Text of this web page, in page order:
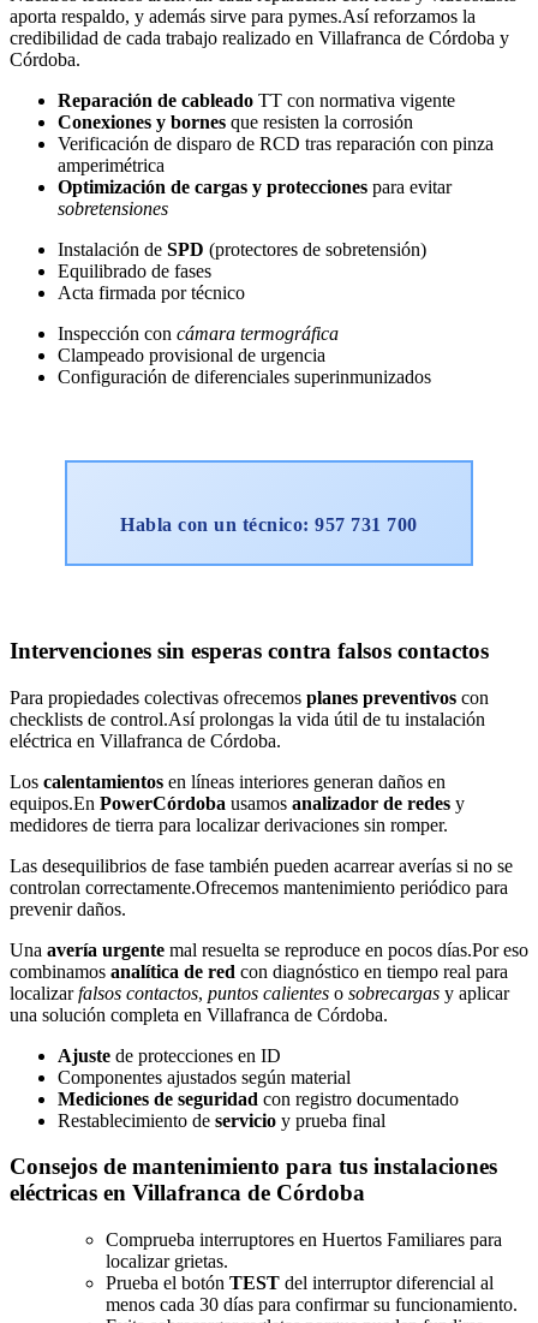
aporta respaldo, y además sirve para pymes.Así reforzamos la
credibilidad de cada trabajo realizado en Villafranca de Córdoba y
Córdoba.
Reparación de cableado TT con normativa vigente
Conexiones y bornes que resisten la corrosión
Verificación de disparo de RCD tras reparación con pinza
amperimétrica
Optimización de cargas y protecciones para evitar
sobretensiones
Instalación de SPD (protectores de sobretensión)
Equilibrado de fases
Acta firmada por técnico
Inspección con cámara termográfica
Clampeado provisional de urgencia
Configuración de diferenciales superinmunizados
Habla con un técnico: 957 731 700
Intervenciones sin esperas contra falsos contactos
Para propiedades colectivas ofrecemos planes preventivos con
checklists de control.Así prolongas la vida útil de tu instalación
eléctrica en Villafranca de Córdoba.
Los calentamientos en líneas interiores generan daños en
equipos.En PowerCórdoba usamos analizador de redes y
medidores de tierra para localizar derivaciones sin romper.
Las desequilibrios de fase también pueden acarrear averías si no se
controlan correctamente.Ofrecemos mantenimiento periódico para
prevenir daños.
Una avería urgente mal resuelta se reproduce en pocos días.Por eso
combinamos analítica de red con diagnóstico en tiempo real para
localizarfalsos contactos, puntos calientes o sobrecargas y aplicar
una solución completa en Villafranca de Córdoba.
Ajuste de protecciones en ID
Componentes ajustados según material
Mediciones de seguridad con registro documentado
Restablecimiento de servicio y prueba final
Consejos de mantenimiento para tus instalaciones
eléctricas en Villafranca de Córdoba
Comprueba interruptores en Huertos Familiares para
localizar grietas.
Prueba el botón TEST del interruptor diferencial al
menos cada 30 días para confirmar su funcionamiento.